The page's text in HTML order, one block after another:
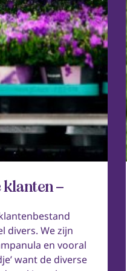
klanten –
divers. We zijn
en vooral
want de diverse